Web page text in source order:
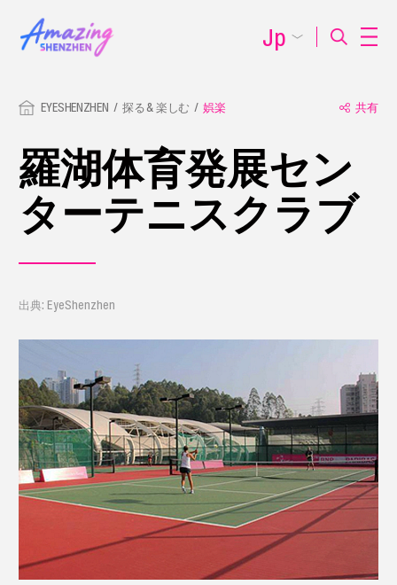
EYESHENZHEN 探る & 楽しむ 娯楽 共有
羅湖体育発展セン
ターテニスクラブ
出典: EyeShenzhen
Jp